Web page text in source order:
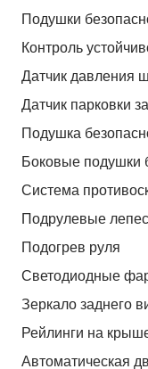
Подушки
Контроль
Датчик давления
Датчик парковки
Подушка
Боковые подушки
Система
Подрулевые
Подогрев руля
Светодиодные
Зеркало заднего
Рейлинги на
Автоматическая